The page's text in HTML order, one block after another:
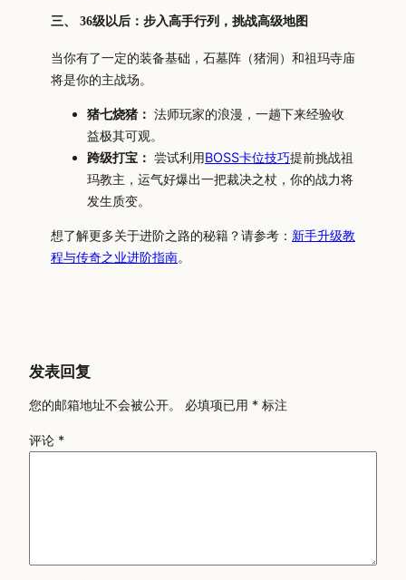
三、 36级以后：步入高手行列，挑战高级地图
当你有了一定的装备基础，石墓阵（猪洞）和祖玛寺庙
将是你的主战场。
猪七烧猪： 法师玩家的浪漫，一趟下来经验收
益极其可观。
跨级打宝： 尝试利用BOSS卡位技巧提前挑战祖
玛教主，运气好爆出一把裁决之杖，你的战力将
发生质变。
想了解更多关于进阶之路的秘籍？请参考： 新手升级教
程与传奇之业进阶指南。
发表回复
您的邮箱地址不会被公开。 必填项已用 * 标注
评论 *